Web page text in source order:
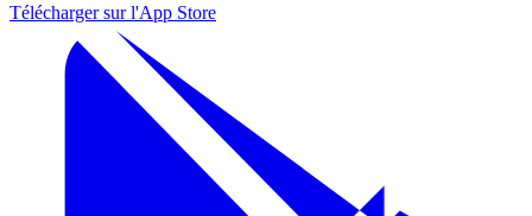
Télécharger sur l'App Store